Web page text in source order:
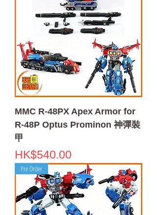
MMC R-48PX Apex Armor for
R-48P Optus Prominon 神彈裝
甲
Price
HK$540.00
Pre Order